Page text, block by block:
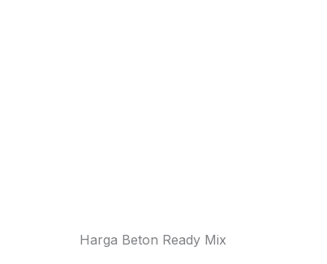
Harga Beton Ready Mix